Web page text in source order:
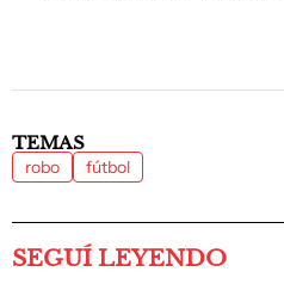
TEMAS
robo fútbol
SEGUÍ LEYENDO